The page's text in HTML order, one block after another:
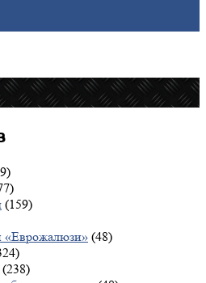
(159)
«Еврожалюзи» (48)
(238)